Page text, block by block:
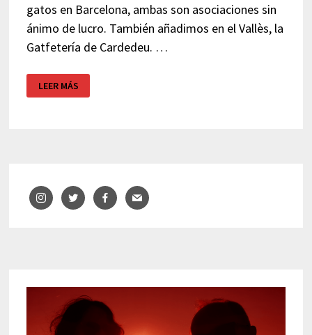
gatos en Barcelona, ambas son asociaciones sin
ánimo de lucro. También añadimos en el Vallès, la
Gatfetería de Cardedeu. …
CAFETERÍAS
DE
GATOS
LEER MÁS